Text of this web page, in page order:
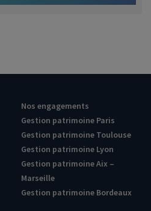
Nos engagements
Gestion patrimoine Paris
Gestion patrimoine Toulouse
Gestion patrimoine Lyon
Gestion patrimoine Aix –
Marseille
Gestion patrimoine Bordeaux